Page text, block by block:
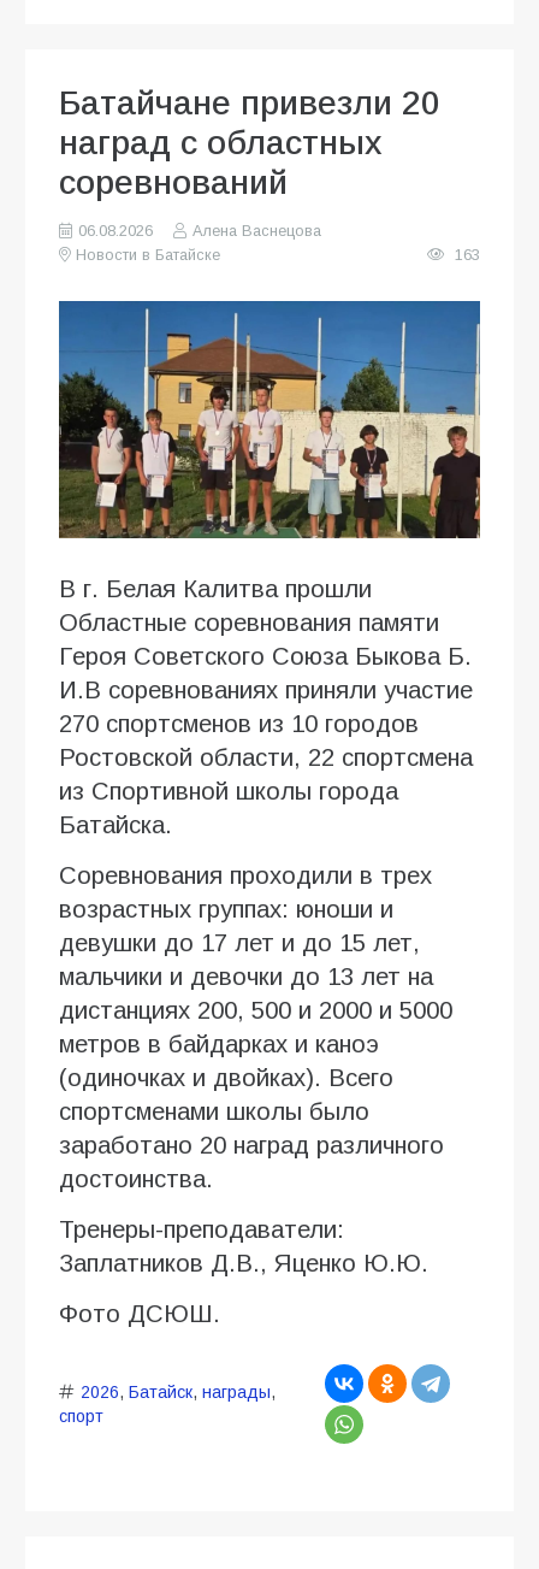
Батайчане привезли 20
наград с областных
соревнований
06.08.2026
Алена Васнецова
Новости в Батайске
163
В г. Белая Калитва прошли
Областные соревнования памяти
Героя Советского Союза Быкова Б.
И.В соревнованиях приняли участие
270 спортсменов из 10 городов
Ростовской области, 22 спортсмена
из Спортивной школы города
Батайска.
Соревнования проходили в трех
возрастных группах: юноши и
девушки до 17 лет и до 15 лет,
мальчики и девочки до 13 лет на
дистанциях 200, 500 и 2000 и 5000
метров в байдарках и каноэ
(одиночках и двойках). Всего
спортсменами школы было
заработано 20 наград различного
достоинства.
Тренеры-преподаватели:
Заплатников Д.В., Яценко Ю.Ю.
Фото ДСЮШ.
2026, Батайск, награды,
спорт